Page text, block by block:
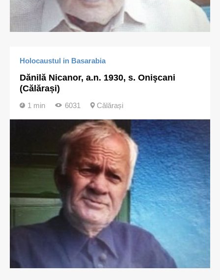
Holocaustul in Basarabia
Dănilă Nicanor, a.n. 1930, s. Onişcani
(Călărași)
1 min 6031 Călărași